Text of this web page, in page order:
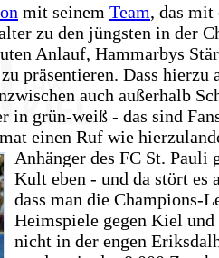
mit seinem Team, das mit
zu den jüngsten in der
Anlauf, Hammarbys
präsentieren. Dass hierzu
auch außerhalb
in grün-weiß - das sind
einen Ruf wie
Anhänger des FC St. Pauli
Kult eben - und da stört es
dass man die Champions-
Heimspiele gegen Kiel
nicht in der engen